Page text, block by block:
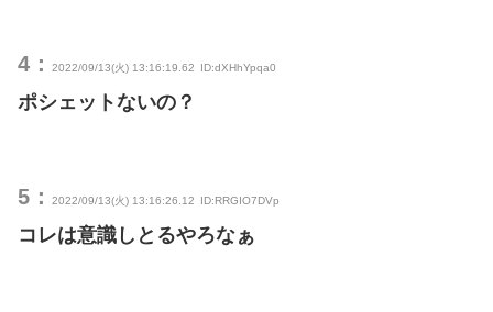
4： 2022/09/13(火) 13:16:19.62 ID:dXHhYpqa0
ポシェットないの？
5： 2022/09/13(火) 13:16:26.12 ID:RRGIO7DVp
コレは意識しとるやろなぁ